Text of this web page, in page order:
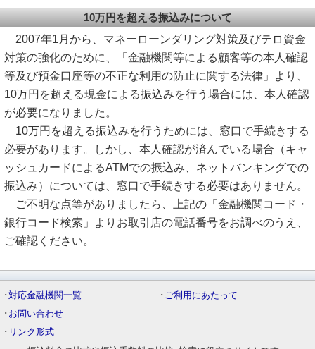
10万円を超える振込みについて
2007年1月から、マネーローンダリング対策及びテロ資金
対策の強化のために、「金融機関等による顧客等の本人確認
等及び預金口座等の不正な利用の防止に関する法律」より、
10万円を超える現金による振込みを行う場合には、本人確認
が必要になりました。
10万円を超える振込みを行うためには、窓口で手続きする
必要があります。しかし、本人確認が済んでいる場合（キャ
ッシュカードによるATMでの振込み、ネットバンキングでの
振込み）については、窓口で手続きする必要はありません。
ご不明な点等がありましたら、上記の「金融機関コード・
銀行コード検索」よりお取引店の電話番号をお調べのうえ、
ご確認ください。
･対応金融機関一覧 ･ ご利用にあたって
･ お問い合わせ
･ リンク形式